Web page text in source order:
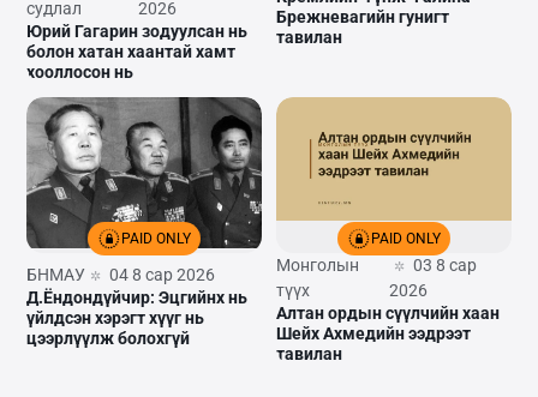
судлал
2026
Юрий Гагарин зодуулсан нь
болон хатан хаантай хамт
хооллосон нь
Брежневагийн гунигт
тавилан
PAID ONLY
БНМАУ
04 8 сар 2026
Д.Ёндондүйчир: Эцгийнх нь
үйлдсэн хэрэгт хүүг нь
цээрлүүлж болохгүй
PAID ONLY
Монголын
түүх
03 8 сар
2026
Алтан ордын сүүлчийн хаан
Шейх Ахмедийн ээдрээт
тавилан